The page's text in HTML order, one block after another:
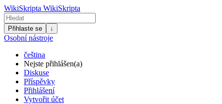
WikiSkripta WikiSkripta
Přihlaste se ↓
Osobní nástroje
čeština
Nejste přihlášen(a)
Diskuse
Příspěvky
Přihlášení
Vytvořit účet